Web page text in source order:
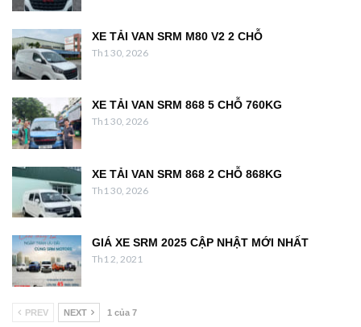
XE TẢI VAN SRM M80 V2 2 CHỖ
Th1 30, 2026
XE TẢI VAN SRM 868 5 CHỖ 760KG
Th1 30, 2026
XE TẢI VAN SRM 868 2 CHỖ 868KG
Th1 30, 2026
GIÁ XE SRM 2025 CẬP NHẬT MỚI NHẤT
Th1 2, 2021
PREV NEXT 1 của 7